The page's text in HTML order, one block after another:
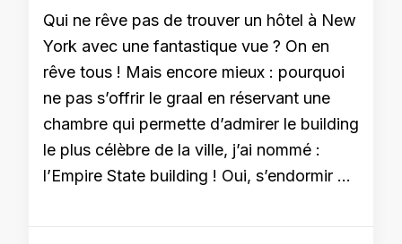
Qui ne rêve pas de trouver un hôtel à New
York avec une fantastique vue ? On en
rêve tous ! Mais encore mieux : pourquoi
ne pas s’offrir le graal en réservant une
chambre qui permette d’admirer le building
le plus célèbre de la ville, j’ai nommé :
l’Empire State building ! Oui, s’endormir …